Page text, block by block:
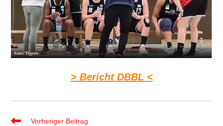
> Bericht DBBL <
WeitereVorheriger Beitrag